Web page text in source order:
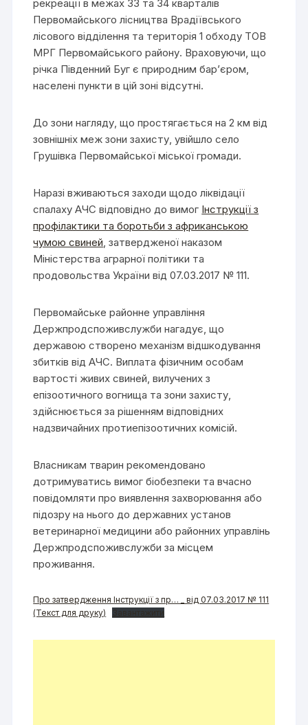
рекреації в межах 33 та 34 кварталів
Первомайського лісництва Врадіївського
лісового відділення та територія 1 обходу ТОВ
МРГ Первомайського району. Враховуючи, що
річка Південний Буг є природним бар’єром,
населені пункти в цій зоні відсутні.
До зони нагляду, що простягається на 2 км від
зовнішніх меж зони захисту, увійшло село
Грушівка Первомайської міської громади.
Наразі вживаються заходи щодо ліквідації
спалаху АЧС відповідно до вимог Інструкції з
профілактики та боротьби з африканською
чумою свиней, затвердженої наказом
Міністерства аграрної політики та
продовольства України від 07.03.2017 № 111.
Первомайське районне управління
Держпродспоживслужби нагадує, що
державою створено механізм відшкодування
збитків від АЧС. Виплата фізичним особам
вартості живих свиней, вилучених з
епізоотичного вогнища та зони захисту,
здійснюється за рішенням відповідних
надзвичайних протиепізоотичних комісій.
Власникам тварин рекомендовано
дотримуватись вимог біобезпеки та вчасно
повідомляти про виявлення захворювання або
підозру на нього до державних установ
ветеринарної медицини або районних управлінь
Держпродспоживслужби за місцем
проживання.
Про затвердження Інструкції з пр… _ від 07.03.2017 № 111
(Текст для друку)
Завантажити